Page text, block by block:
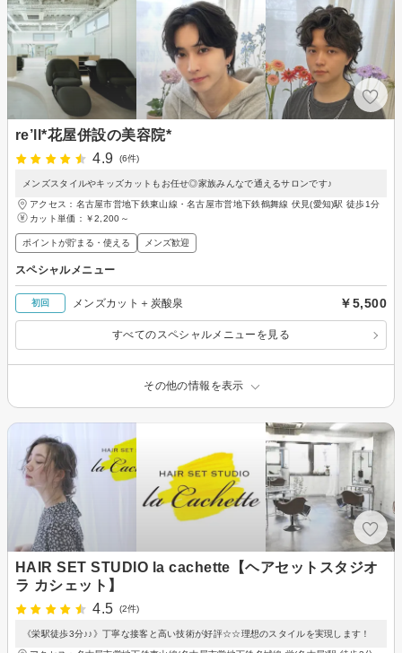
re’ll*花屋併設の美容院*
4.9
(6件)
メンズスタイルやキッズカットもお任せ◎家族みんなで通えるサロンです♪
アクセス：名古屋市営地下鉄東山線・名古屋市営地下鉄鶴舞線 伏見(愛知)駅 徒歩1分
カット単価： ￥2,200～
ポイントが貯まる・使える メンズ歓迎
スペシャルメニュー
初回 メンズカット＋炭酸泉 ￥5,500
すべてのスペシャルメニューを見る
その他の情報を表示
HAIR SET STUDIO la cachette【ヘアセットスタジオ
ラ カシェット】
4.5
(2件)
《栄駅徒歩3分♪♪》丁寧な接客と高い技術が好評☆☆理想のスタイルを実現します！